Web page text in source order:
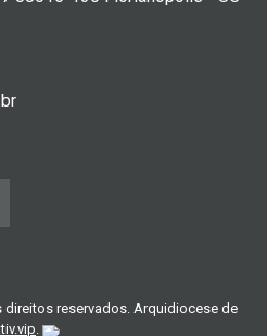
reservados. Arquidiocese de